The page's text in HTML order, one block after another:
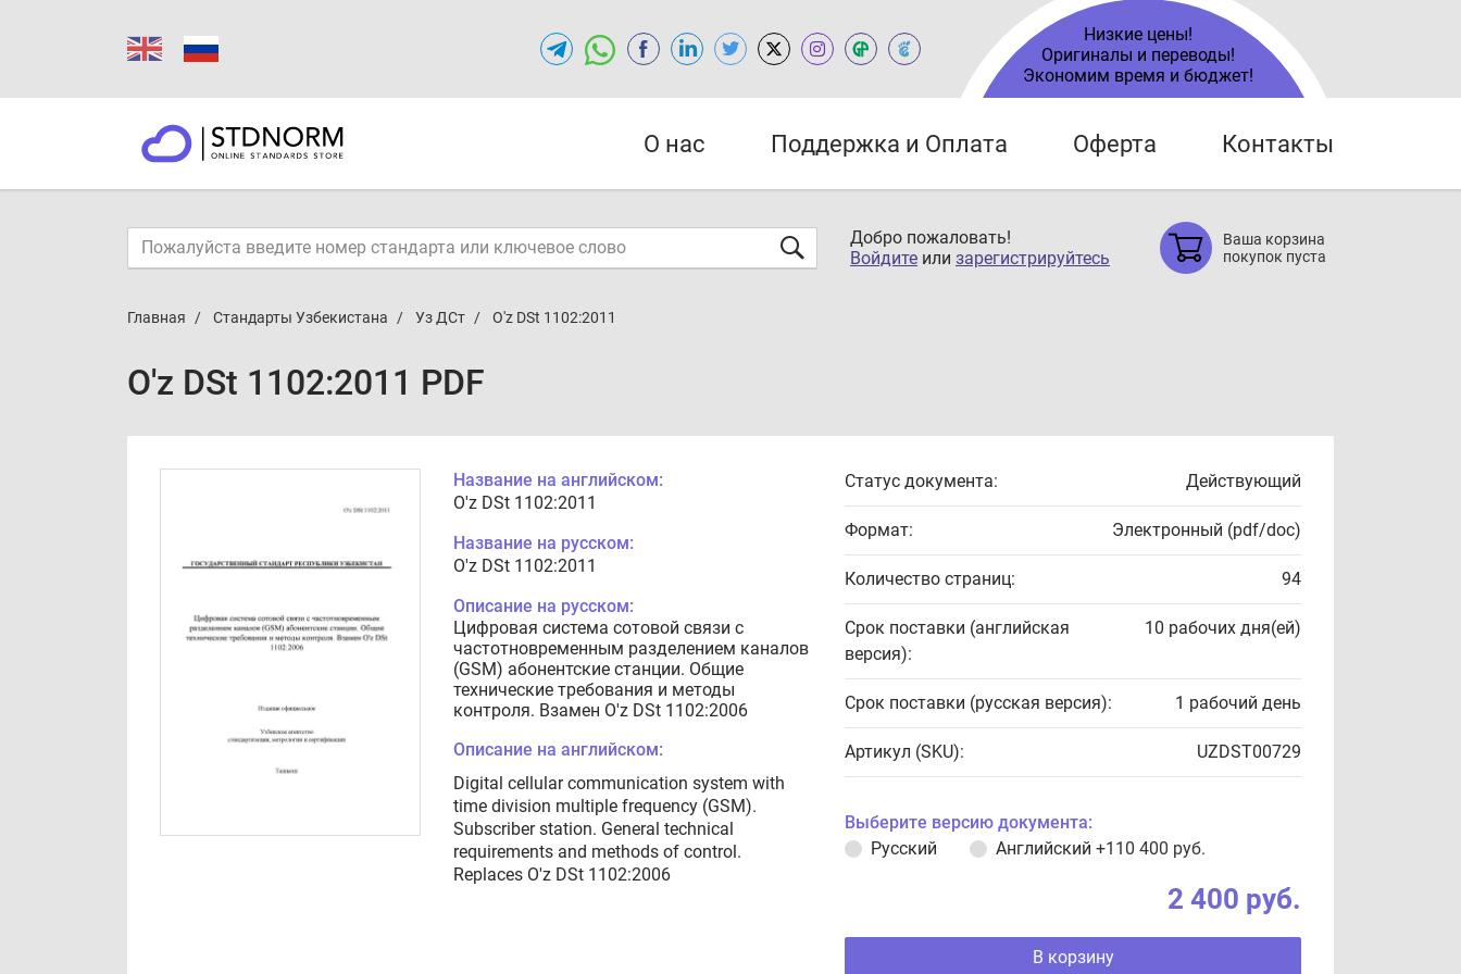
Низкие цены!
Оригиналы и переводы!
Экономим время и бюджет!
О нас Поддержка и Оплата Оферта Контакты
Добро пожаловать!
Войдите или зарегистрируйтесь
Ваша корзина
покупок пуста
Главная Стандарты Узбекистана Уз ДСт O'z DSt 1102:2011
O'z DSt 1102:2011 PDF
Название на английском:
O'z DSt 1102:2011
Название на русском:
O'z DSt 1102:2011
Описание на русском:
Цифровая система сотовой связи с
частотновременным разделением каналов
(GSM) абонентские станции. Общие
технические требования и методы
контроля. Взамен O'z DSt 1102:2006
Описание на английском:
Digital cellular communication system with
time division multiple frequency (GSM).
Subscriber station. General technical
requirements and methods of control.
Replaces O'z DSt 1102:2006
Статус документа: Действующий
Формат: Электронный (pdf/doc)
Количество страниц: 94
Срок поставки (английская
версия):
10 рабочих дня(ей)
Срок поставки (русская версия): 1 рабочий день
Артикул (SKU): UZDST00729
Выберите версию документа:
Русский
Английский +110 400 руб.
2 400 руб.
В корзину